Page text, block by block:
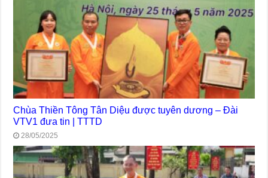
Chùa Thiền Tông Tân Diệu được tuyên dương – Đài
VTV1 đưa tin | TTTD
28/05/2025